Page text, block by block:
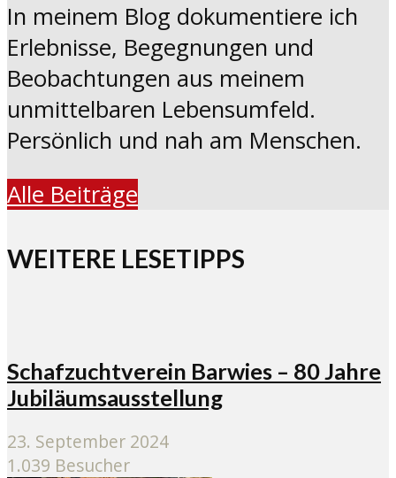
In meinem Blog dokumentiere ich
Erlebnisse, Begegnungen und
Beobachtungen aus meinem
unmittelbaren Lebensumfeld.
Persönlich und nah am Menschen.
Alle Beiträge
WEITERE LESETIPPS
Schafzuchtverein Barwies – 80 Jahre
Jubiläumsausstellung
23. September 2024
1.039 Besucher